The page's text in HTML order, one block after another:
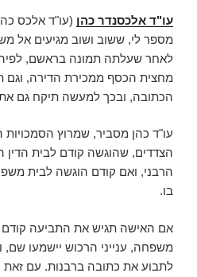
עו"ד אלכסנדר כהן (עו"ד אלכס
מספר לי, ששוב ושוב מגיעים אל
לאחר שעלתה תמונה בראשם,
מחצית הכסף ממכירת הדירה, וגם
הכתובה, ובכך למעשה תיקח גם
עו"ד כהן מסביר, שמרוץ
הצדדים, שהוגשה קודם לבית הדין
הרבני, ואם קודם הוגשה לבית
בו.
אם האישה תגיש את התביעה קודם
משפחה, ענייני הרכוש יישמעו שם,
לתבוע את כתובה ברבנות. עם